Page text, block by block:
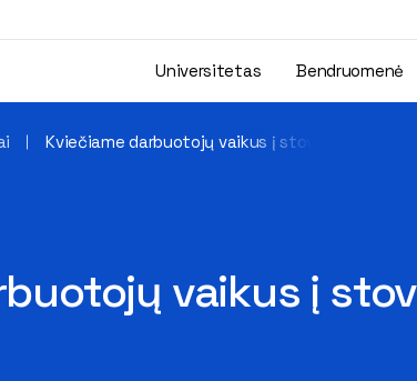
Universitetas Bendruomenė
Kviečiame darbuotojų vaikus į stovyklą „Aktyvi
vaikus į